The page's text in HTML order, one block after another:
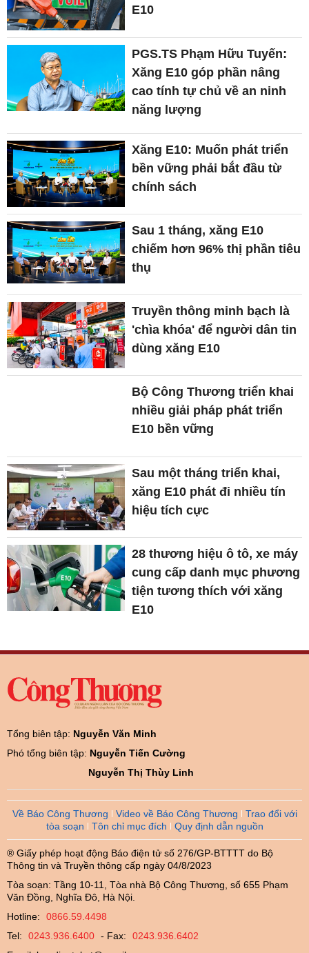
E10
PGS.TS Phạm Hữu Tuyến:
Xăng E10 góp phần nâng
cao tính tự chủ về an ninh
năng lượng
Xăng E10: Muốn phát triển
bền vững phải bắt đầu từ
chính sách
Sau 1 tháng, xăng E10
chiếm hơn 96% thị phần tiêu
thụ
Truyền thông minh bạch là
'chìa khóa' để người dân tin
dùng xăng E10
Bộ Công Thương triển khai
nhiều giải pháp phát triển
E10 bền vững
Sau một tháng triển khai,
xăng E10 phát đi nhiều tín
hiệu tích cực
28 thương hiệu ô tô, xe máy
cung cấp danh mục phương
tiện tương thích với xăng
E10
Tổng biên tập: Nguyễn Văn Minh
Phó tổng biên tập: Nguyễn Tiến Cường
Nguyễn Thị Thùy Linh
Về Báo Công Thương Video về Báo Công Thương
Trao đổi với
tòa soạn
Tôn chỉ mục đích Quy định dẫn nguồn
® Giấy phép hoạt động Báo điện tử số 276/GP-BTTTT do Bộ
Thông tin và Truyền thông cấp ngày 04/8/2023
Tòa soạn: Tầng 10-11, Tòa nhà Bộ Công Thương, số 655 Phạm
Văn Đồng, Nghĩa Đô, Hà Nội.
Hotline:
0866.59.4498
Tel:
0243.936.6400 - Fax:
0243.936.6402